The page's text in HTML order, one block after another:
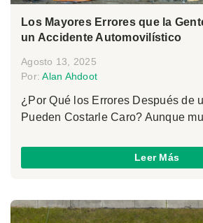
Los Mayores Errores que la
un Accidente Automovilístico
Agosto 13, 2025
Por:Alan Ahdoot
¿Por Qué los Errores Después de
Pueden Costarle Caro? Aunque
Leer Más